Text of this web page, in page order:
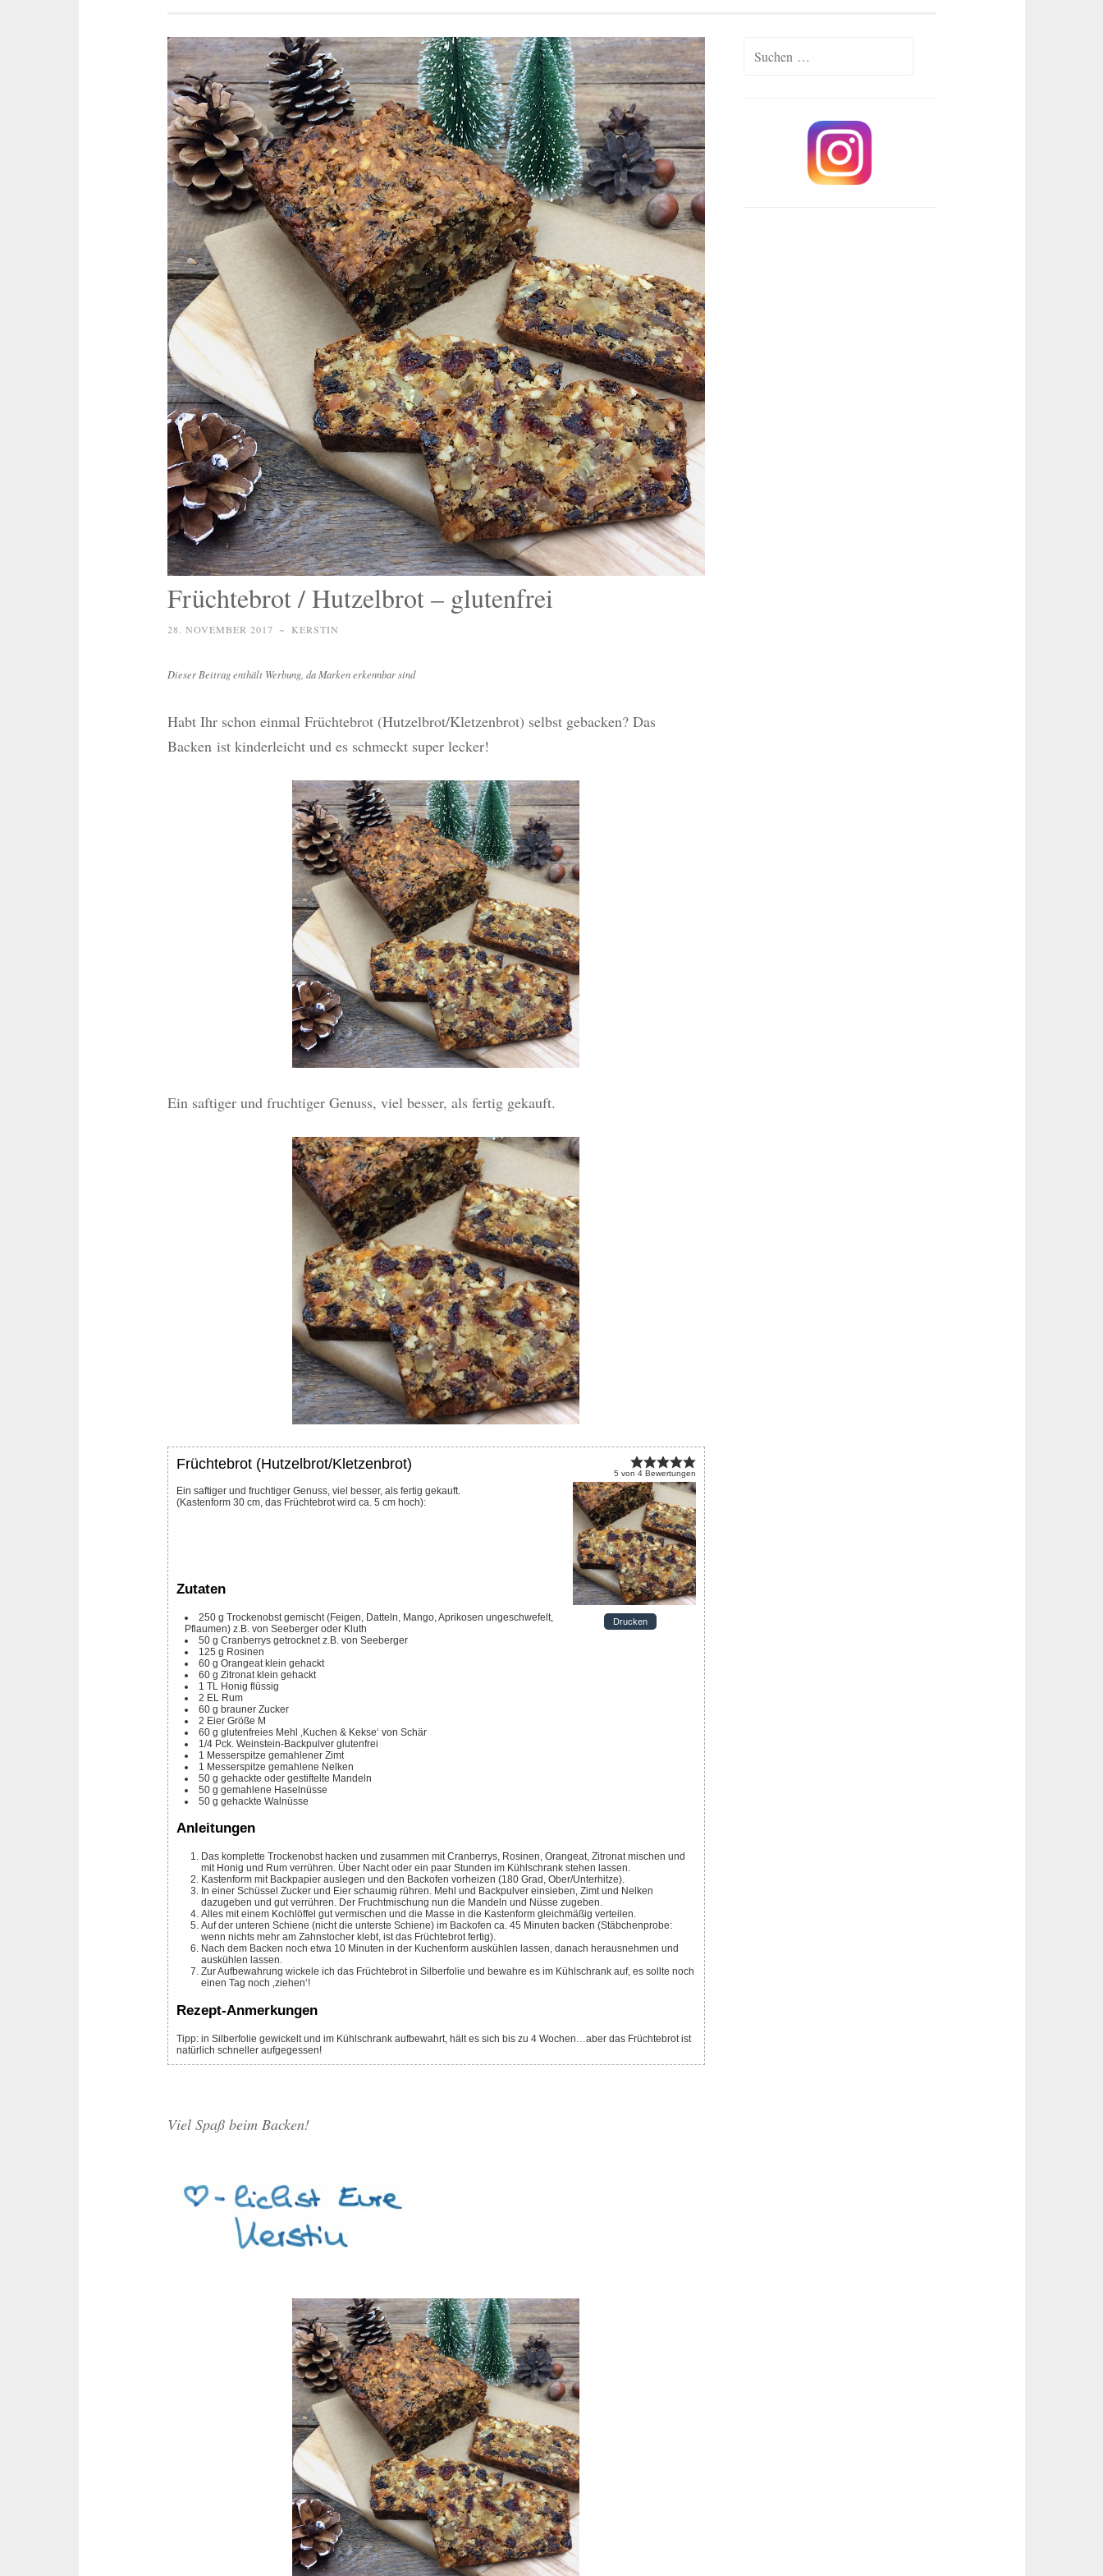
Früchtebrot / Hutzelbrot – glutenfrei
28. NOVEMBER 2017 ~ KERSTIN
Dieser Beitrag enthält Werbung, da Marken erkennbar sind
Habt Ihr schon einmal Früchtebrot (Hutzelbrot/Kletzenbrot) selbst gebacken? Das
Backen ist kinderleicht und es schmeckt super lecker!
Ein saftiger und fruchtiger Genuss, viel besser, als fertig gekauft.
5 von4 Bewertungen
Drucken
Früchtebrot (Hutzelbrot/Kletzenbrot)
Ein saftiger und fruchtiger Genuss, viel besser, als fertig gekauft.
(Kastenform 30 cm, das Früchtebrot wird ca. 5 cm hoch):
Zutaten
250 g Trockenobst gemischt (Feigen, Datteln, Mango, Aprikosen ungeschwefelt,
Pflaumen) z.B. von Seeberger oder Kluth
50 g Cranberrys getrocknet z.B. von Seeberger
125 g Rosinen
60 g Orangeat klein gehackt
60 g Zitronat klein gehackt
1 TL Honig flüssig
2 EL
Rum
60 g brauner Zucker
2 Eier Größe M
60 g glutenfreies Mehl ‚Kuchen & Kekse‘ von Schär
1/4 Pck. Weinstein-Backpulver glutenfrei
1 Messerspitze gemahlener Zimt
1 Messerspitze gemahlene Nelken
50 g gehackte oder gestiftelte Mandeln
50 g gemahlene Haselnüsse
50 g gehackte Walnüsse
Anleitungen
Das komplette Trockenobst hacken und zusammen mit Cranberrys, Rosinen, Orangeat, Zitronat mischen und
mit Honig und Rum verrühren. Über Nacht oder ein paar Stunden im Kühlschrank stehen lassen.
Kastenform mit Backpapier auslegen und den Backofen vorheizen (180 Grad, Ober/Unterhitze).
In einer Schüssel Zucker und Eier schaumig rühren. Mehl und Backpulver einsieben, Zimt und Nelken
dazugeben und gut verrühren. Der Fruchtmischung nun die Mandeln und Nüsse zugeben.
Alles mit einem Kochlöffel gut vermischen und die Masse in die Kastenform gleichmäßig verteilen.
Auf der unteren Schiene (nicht die unterste Schiene) im Backofen ca. 45 Minuten backen (Stäbchenprobe:
wenn nichts mehr am Zahnstocher klebt, ist das Früchtebrot fertig).
Nach dem Backen noch etwa 10 Minuten in der Kuchenform auskühlen lassen, danach herausnehmen und
auskühlen lassen.
Zur Aufbewahrung wickele ich das Früchtebrot in Silberfolie und bewahre es im Kühlschrank auf, es sollte noch
einen Tag noch ‚ziehen‘!
Rezept-Anmerkungen
Tipp: in Silberfolie gewickelt und im Kühlschrank aufbewahrt, hält es sich bis zu 4 Wochen…aber das Früchtebrot ist
natürlich schneller aufgegessen!
Viel Spaß beim Backen!
Suchen